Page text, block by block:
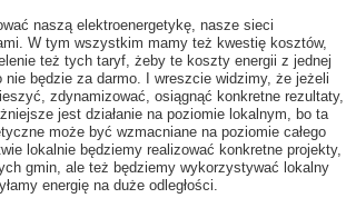
naszą elektroenergetykę, nasze sieci
W tym wszystkim mamy też kwestię kosztów,
też tych taryf, żeby te koszty energii z jednej
będzie za darmo. I wreszcie widzimy, że jeżeli
zdynamizować, osiągnąć konkretne rezultaty,
jest działanie na poziomie lokalnym, bo ta
może być wzmacniane na poziomie całego
lokalnie będziemy realizować konkretne projekty,
gmin, ale też będziemy wykorzystywać lokalny
energię na duże odległości.